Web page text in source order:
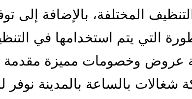
المختلفة، بالإضافة إلى
التي يتم استخدامها في
عروض وخصومات مميزة مقدمة
شغالات بالساعة بالمدينة نوفر